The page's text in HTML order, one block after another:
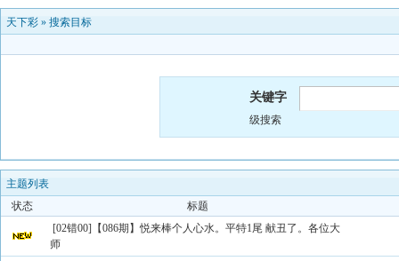
天下彩 » 搜索目标
关键字
级搜索
主题列表
状态
标题
[02错00]【086期】悦来棒个人心水。平特1尾 献丑了。各位大
师